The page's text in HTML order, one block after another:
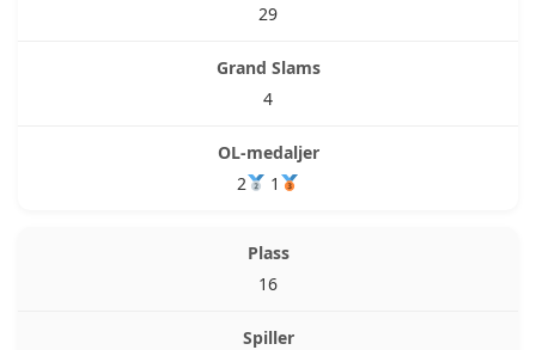
29
4
2 1
16